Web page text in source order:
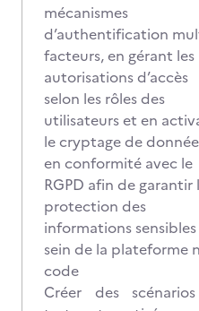
mécanismes
d’authentification
facteurs, en gérant les
autorisations d’accès
selon les rôles des
utilisateurs et en
le cryptage de
en conformité avec le
RGPD afin de garantir
protection des
informations sensibles
sein de la plateforme
code
Créer des